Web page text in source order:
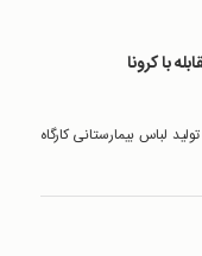
با کرونا
لباس بیمارستانی کارگاه